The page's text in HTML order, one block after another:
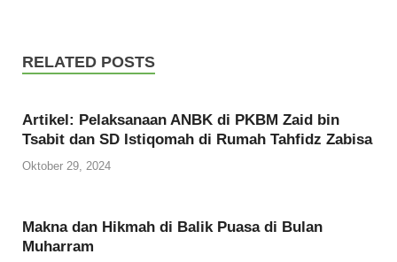
RELATED POSTS
Artikel: Pelaksanaan ANBK di PKBM Zaid bin
Tsabit dan SD Istiqomah di Rumah Tahfidz Zabisa
Oktober 29, 2024
Makna dan Hikmah di Balik Puasa di Bulan
Muharram